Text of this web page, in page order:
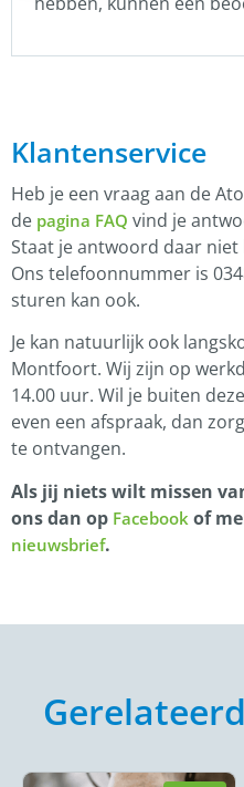
Klantenservice
Heb je een vraag aan de
de pagina FAQ vind je
Staat je antwoord daar
Ons telefoonnummer is
sturen kan ook.
Je kan natuurlijk ook
Montfoort. Wij zijn op
14.00 uur. Wil je buiten
even een afspraak, dan
te ontvangen.
Als jij niets wilt missen
ons dan op Facebook of
nieuwsbrief.